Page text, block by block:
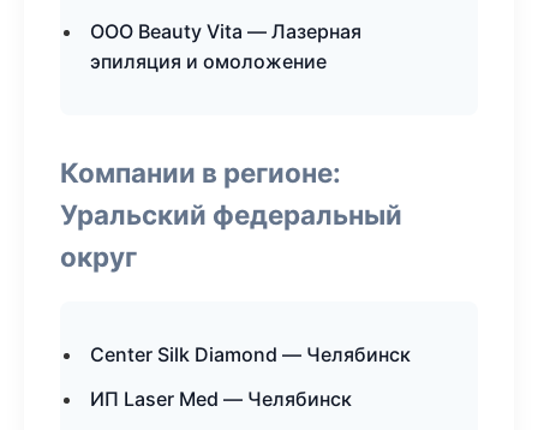
ООО Beauty Vita — Лазерная
эпиляция и омоложение
Компании в регионе:
Уральский федеральный
округ
Center Silk Diamond — Челябинск
ИП Laser Med — Челябинск